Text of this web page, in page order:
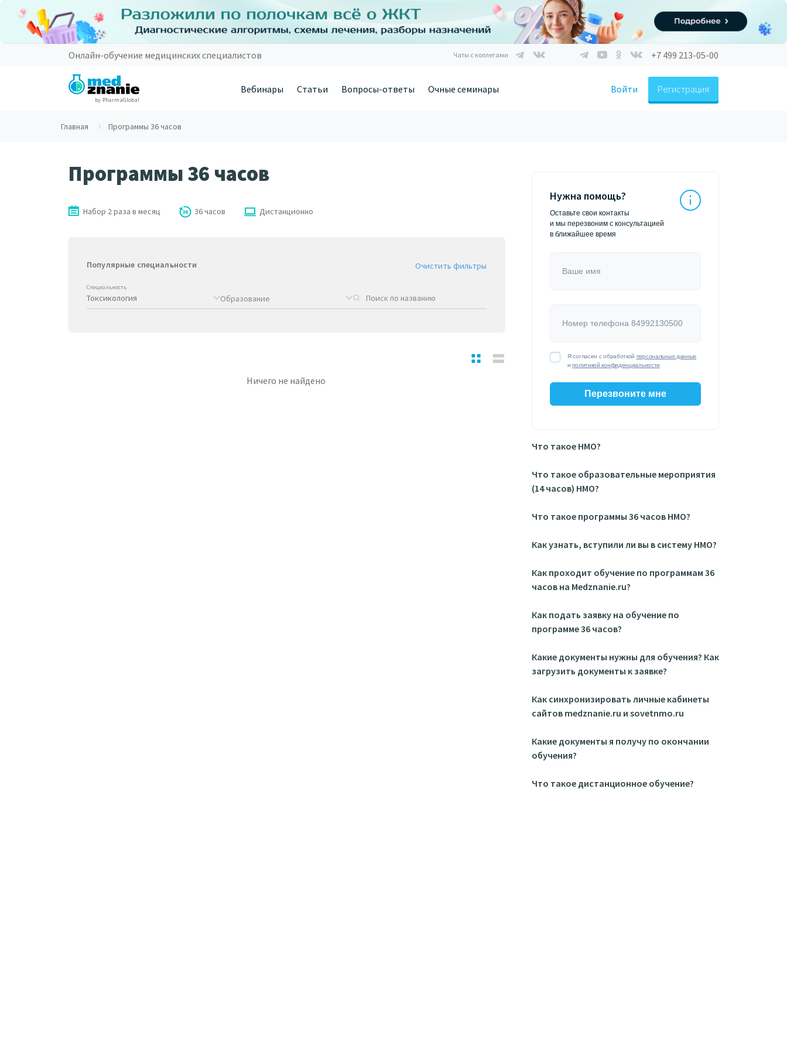
Онлайн-обучение медицинских специалистов Чаты с коллегами +7 499 213-05-00
by PharmaGlobal
Вебинары Статьи Вопросы-ответы Очные семинары Войти Регистрация
Главная Программы 36 часов
Программы 36 часов
Набор 2 раза в месяц 36 часов Дистанционно
Популярные специальности Очистить фильтры
Специальность
Образование
Ничего не найдено
Нужна помощь?
Оставьте свои контакты
и мы перезвоним с консультацией
в ближайшее время
Ваше имя
Номер телефона 84992130500
Я согласен с обработкой персональных данных
иполитикой конфиденциальности
Перезвоните мне
Что такое НМО?
Что такое образовательные мероприятия
(14 часов) НМО?
Что такое программы 36 часов НМО?
Как узнать, вступили ли вы в систему НМО?
Как проходит обучение по программам 36
часов на Medznanie.ru?
Как подать заявку на обучение по
программе 36 часов?
Какие документы нужны для обучения? Как
загрузить документы к заявке?
Как синхронизировать личные кабинеты
сайтов medznanie.ru и sovetnmo.ru
Какие документы я получу по окончании
обучения?
Что такое дистанционное обучение?